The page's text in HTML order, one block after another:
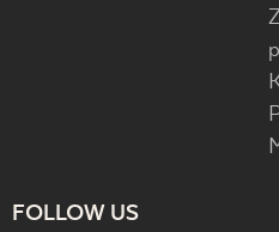
FOLLOW US